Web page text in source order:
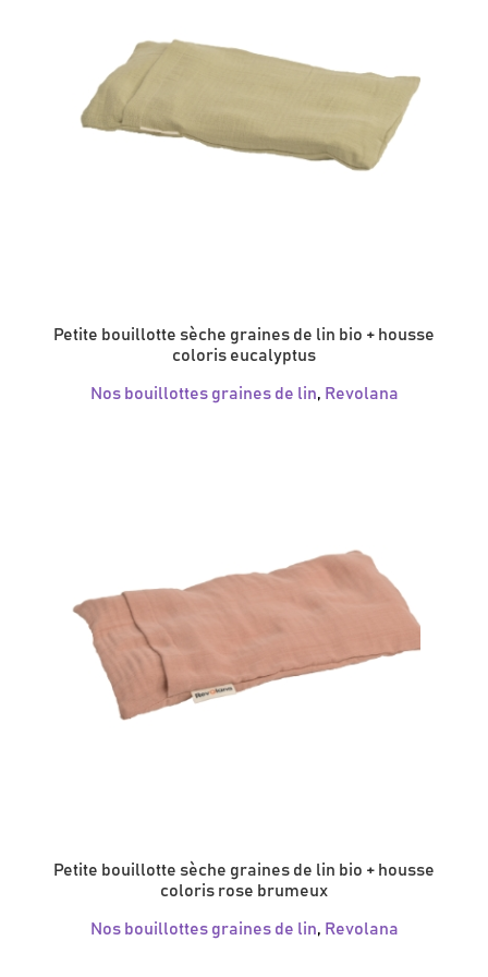
Petite bouillotte sèche graines de lin bio + housse
coloris eucalyptus
Nos bouillottes graines de lin, Revolana
Petite bouillotte sèche graines de lin bio + housse
coloris rose brumeux
Nos bouillottes graines de lin, Revolana